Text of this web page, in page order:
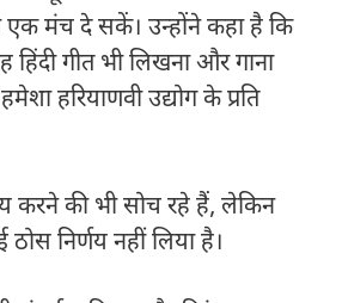
एक मंच दे सकें। उन्होंने कहा है कि
गीत भी लिखना और गाना
हरियाणवी उद्योग के प्रति
करने की भी सोच रहे हैं, लेकिन
निर्णय नहीं लिया है।